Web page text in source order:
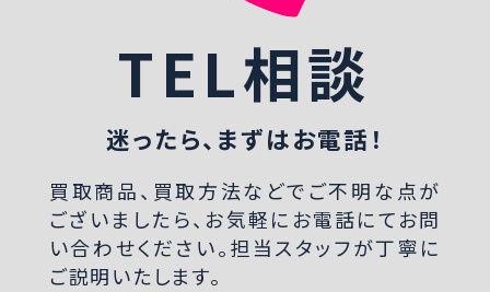
TEL相談
迷ったら、まずはお電話！
買取商品、買取方法などでご不明な点が
ございましたら、お気軽にお電話にてお問
い合わせください。担当スタッフが丁寧に
ご説明いたします。